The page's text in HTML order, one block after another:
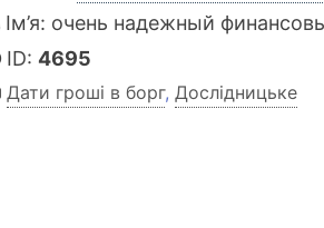
Ім’я: очень надежный
ID: 4695
Дати гроші в борг, Дослідницьке